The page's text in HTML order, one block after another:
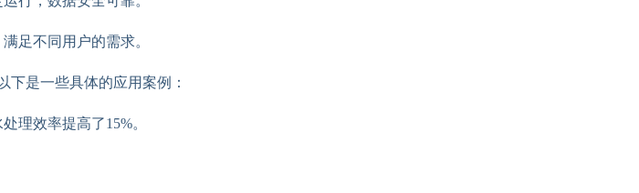
足不同用户的需求。
是一些具体的应用案例：
理效率提高了15%。